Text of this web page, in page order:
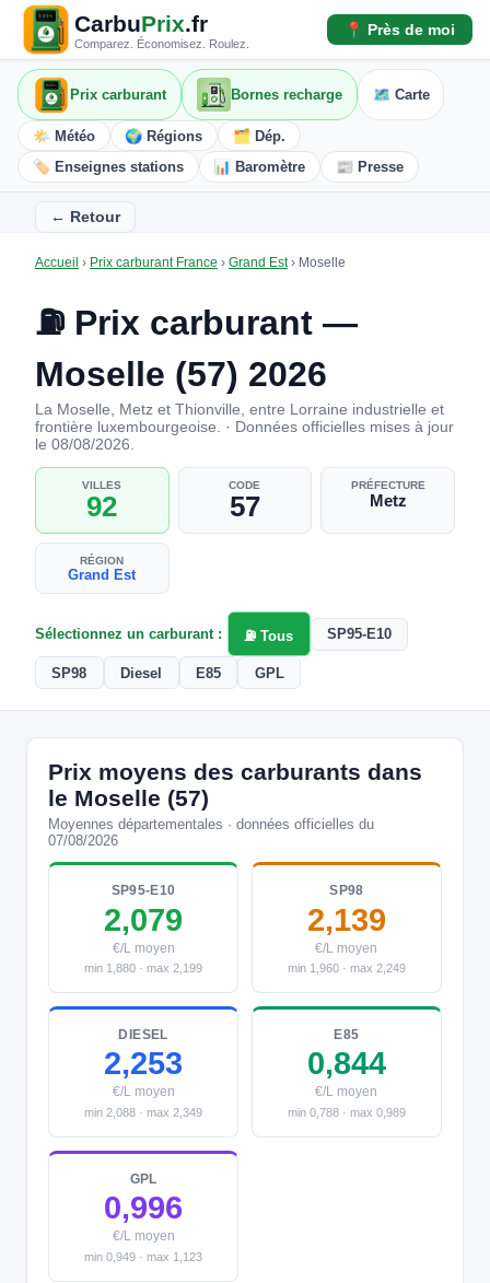
CarbuPrix.fr
Comparez. Économisez. Roulez.
📍 Près de moi
Prix carburant Bornes recharge 🗺️ Carte
🌤️ Météo 🌍 Régions
🗂️ Dép.
🏷️ Enseignes stations
📊 Baromètre 📰 Presse
← Retour
Accueil › Prix carburant France › Grand Est› Moselle
⛽ Prix carburant —
Moselle (57) 2026
La Moselle, Metz et Thionville, entre Lorraine industrielle et
frontière luxembourgeoise. · Données officielles mises à jour
le 08/08/2026.
VILLES
92
CODE
57
PRÉFECTURE
Metz
RÉGION
Grand Est
Sélectionnez un carburant : ⛽ Tous SP95-E10
SP98 Diesel E85 GPL
Prix moyens des carburants dans
le Moselle (57)
Moyennes départementales · données officielles du
07/08/2026
SP95-E10
2,079
€/L moyen
min 1,880 · max 2,199
SP98
2,139
€/L moyen
min 1,960 · max 2,249
DIESEL
2,253
€/L moyen
min 2,088 · max 2,349
E85
0,844
€/L moyen
min 0,788 · max 0,989
GPL
0,996
€/L moyen
min 0,949 · max 1,123